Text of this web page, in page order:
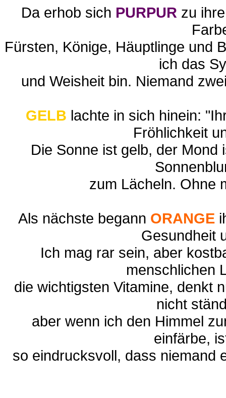
Da erhob sich PURPUR zu
Fürsten, Könige, Häuptlinge und
ich das
und Weisheit bin. Niemand
GELB lachte in sich hinein:
Fröhlichkeit
Die Sonne ist gelb, der Mond
zum Lächeln. Ohne
Als nächste begann ORANGE
Gesundheit
Ich mag rar sein, aber
menschlichen
die wichtigsten Vitamine, denkt
nicht
aber wenn ich den Himmel
einfärbe,
so eindrucksvoll, dass niemand